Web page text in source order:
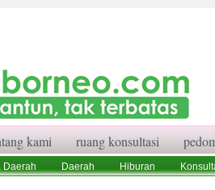
kami ruang konsultasi
Daerah Daerah Hiburan